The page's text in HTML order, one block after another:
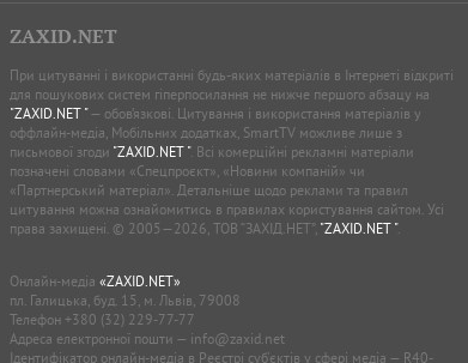
ZAXID.NET
При цитуванні і використанні будь-яких матеріалів в Інтернеті відкриті
для пошукових систем гіперпосилання не нижче першого абзацу на
"ZAXID.NET "— обов’язкові. Цитування і використання матеріалів у
оффлайн-медіа, Мобільних додатках, SmartTV можливе лише з
письмової згоди "ZAXID.NET ". Всі комерційні рекламні матеріали
позначені словами «Спецпроєкт», «Новини компаній» чи
«Партнерський матеріал». Детальніше щодо реклами та правил
цитування можна ознайомитись в правилах користування сайтом. Усі
права захищені. © 2005—2026, ТОВ “ЗАХІД.НЕТ”, "ZAXID.NET ".
Онлайн-медіа «ZAXID.NET»
пл. Галицька, буд. 15, м. Львів, 79008
Телефон +380 (32) 229-77-77
Адреса електронної пошти — info@zaxid.net
Ідентифікатор онлайн-медіа в Реєстрі суб'єктів у сфері медіа — R40-